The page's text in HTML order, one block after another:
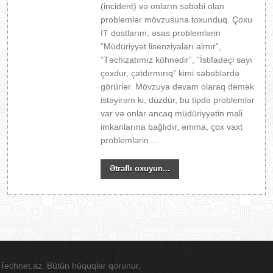
(incident) və onların səbəbi olan
problemlər mövzusuna toxunduq. Çoxu
İT dostlarım, əsas problemlərin
“Müdüriyyət lisenziyaları almır”,
“Təchizatımız köhnədir”, “İstifadəçi sayı
çoxdur, çatdırmırıq” kimi səbəblərdə
görürlər. Mövzuya dəvam olaraq demək
istəyirəm ki, düzdür, bu tipdə problemlər
var və onlar ancaq müdüriyyətin mali
imkanlarına bağlıdır, əmma, çox vaxt
problemlərin ...
Ətraflı oxuyun...
Technet.az. Bütün hüquqlar qorunur.